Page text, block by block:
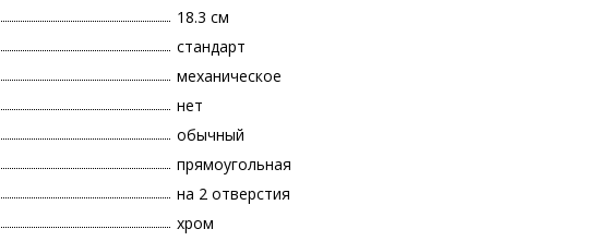
18.3 см
стандарт
механическое
нет
обычный
прямоугольная
на 2 отверстия
хром